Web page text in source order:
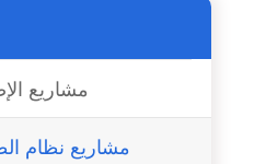
مشاريع
مشاريع نظام